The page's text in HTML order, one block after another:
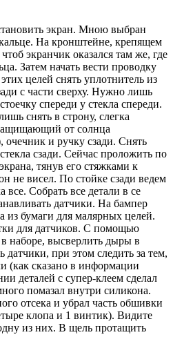
экран. Мною выбран
На кронштейне, крепящем
экранчик оказался там же, где
Затем начать вести проводку
целей снять уплотнитель из
с части сверху. Нужно лишь
спереди у стекла спереди.
снять в строну, слегка
от солнца
и ручку сзади. Снять
сзади. Сейчас проложить по
тянув его стяжками к
не висел. По стойке сзади ведем
все. Собрать все детали в се
датчики. На бампер
из бумаги для малярных целей.
для датчиков. С помощью
наборе, высверлить дыры в
при этом следить за тем,
(как сказано в информации
деталей с супер-клеем сделал
помазал внутри силикона.
отсека и убрал часть обшивки
клопа и 1 винтик). Видите
из них. В щель протащить